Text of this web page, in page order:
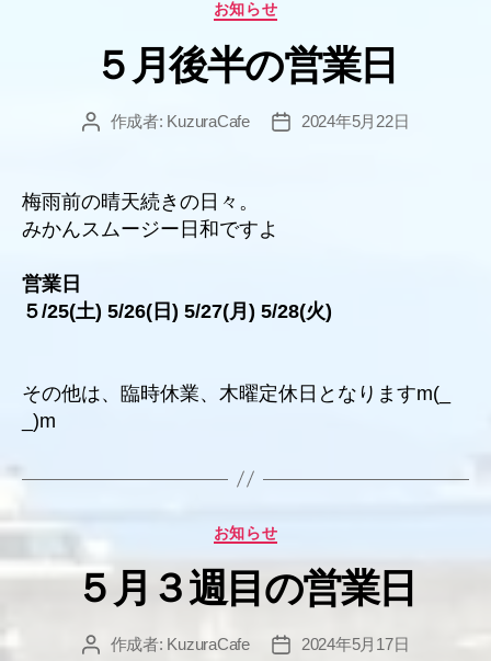
カ
ゴ
リ
お知らせ
５月後半の営業日
投 作成者: KuzuraCafe
投
2024年5月22日
梅雨前の晴天続きの日々。
みかんスムージー日和ですよ
営業日
５/25(土) 5/26(日) 5/27(月) 5/28(火)
その他は、臨時休業、木曜定休日となりますm(_
_)m
カ
ゴ
リ
お知らせ
５月３週目の営業日
投 作成者: KuzuraCafe
投
2024年5月17日